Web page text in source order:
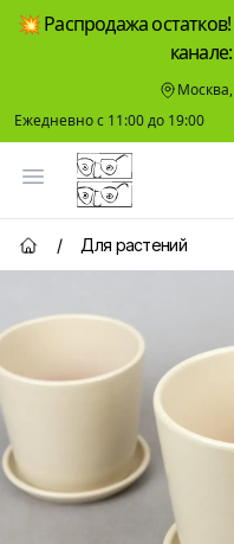
💥 Распродажа
канале:
Ежедневно с 11:00 до 19:00
Открыть меню
Два Ботаника
Главная страница
/ Для растений